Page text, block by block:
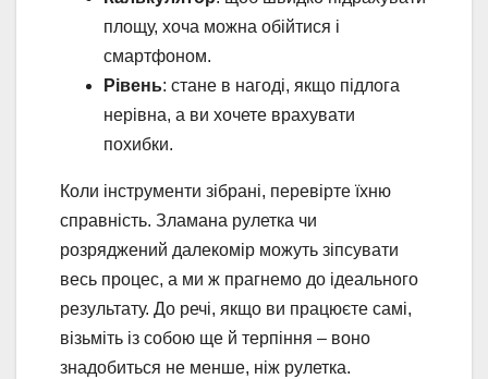
площу, хоча можна обійтися і
смартфоном.
Рівень: стане в нагоді, якщо підлога
нерівна, а ви хочете врахувати
похибки.
Коли інструменти зібрані, перевірте їхню
справність. Зламана рулетка чи
розряджений далекомір можуть зіпсувати
весь процес, а ми ж прагнемо до ідеального
результату. До речі, якщо ви працюєте самі,
візьміть із собою ще й терпіння – воно
знадобиться не менше, ніж рулетка.